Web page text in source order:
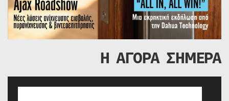
Η ΑΓΟΡΑ ΣΗΜΕΡΑ